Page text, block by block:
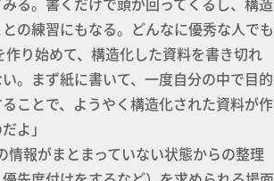
の練習にもなる。どんなに優秀な人でも
作り始めて、構造化した資料を書き切れ
。まず紙に書いて、一度自分の中で目的
ことで、ようやく構造化された資料が作
よ」
情報がまとまっていない状態からの整理